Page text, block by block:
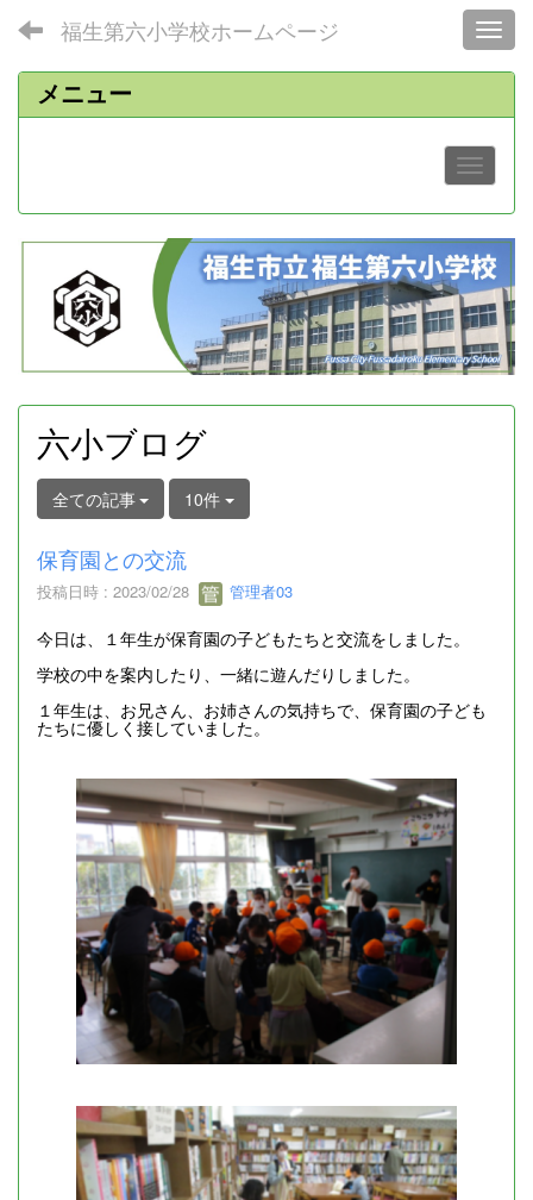
福生第六小学校ホームページ
メニュー
六小ブログ
全ての記事 10件
保育園との交流
投稿日時 : 2023/02/28 管理者03
今日は、１年生が保育園の子どもたちと交流をしました。
学校の中を案内したり、一緒に遊んだりしました。
１年生は、お兄さん、お姉さんの気持ちで、保育園の子ども
たちに優しく接していました。